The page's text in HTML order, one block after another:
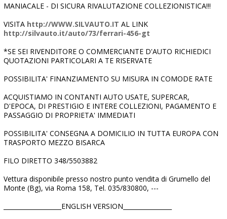
MANIACALE - DI SICURA RIVALUTAZIONE COLLEZIONISTICA!!!
VISITA http://WWW.SILVAUTO.IT AL LINK
http://silvauto.it/auto/73/ferrari-456-gt
*SE SEI RIVENDITORE O COMMERCIANTE D'AUTO RICHIEDICI
QUOTAZIONI PARTICOLARI A TE RISERVATE
POSSIBILITA' FINANZIAMENTO SU MISURA IN COMODE RATE
ACQUISTIAMO IN CONTANTI AUTO USATE, SUPERCAR,
D'EPOCA, DI PRESTIGIO E INTERE COLLEZIONI, PAGAMENTO E
PASSAGGIO DI PROPRIETA' IMMEDIATI
POSSIBILITA' CONSEGNA A DOMICILIO IN TUTTA EUROPA CON
TRASPORTO MEZZO BISARCA
FILO DIRETTO 348/5503882
Vettura disponibile presso nostro punto vendita di Grumello del
Monte (Bg), via Roma 158, Tel. 035/830800, ---
___________________ENGLISH VERSION________________